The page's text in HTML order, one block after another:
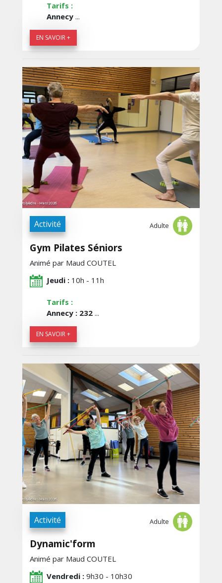
Tarifs :
Annecy ...
EN SAVOIR +
Activité Adulte
Gym Pilates Séniors
Animé par Maud COUTEL
Jeudi : 10h - 11h
Tarifs :
Annecy : 232 ...
EN SAVOIR +
Activité Adulte
Dynamic'form
Animé par Maud COUTEL
Vendredi : 9h30 - 10h30